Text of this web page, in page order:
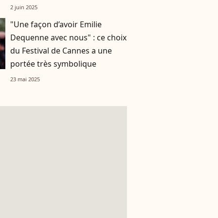
2 juin 2025
"Une façon d’avoir Emilie
Dequenne avec nous" : ce choix
du Festival de Cannes a une
portée très symbolique
23 mai 2025